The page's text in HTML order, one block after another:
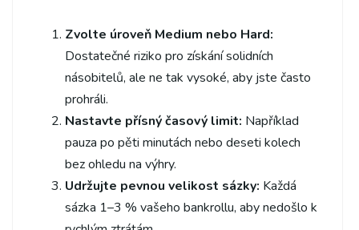
Zvolte úroveň Medium nebo Hard:
Dostatečné riziko pro získání solidních
násobitelů, ale ne tak vysoké, aby jste často
prohráli.
Nastavte přísný časový limit: Například
pauza po pěti minutách nebo deseti kolech
bez ohledu na výhry.
Udržujte pevnou velikost sázky: Každá
sázka 1–3 % vašeho bankrollu, aby nedošlo k